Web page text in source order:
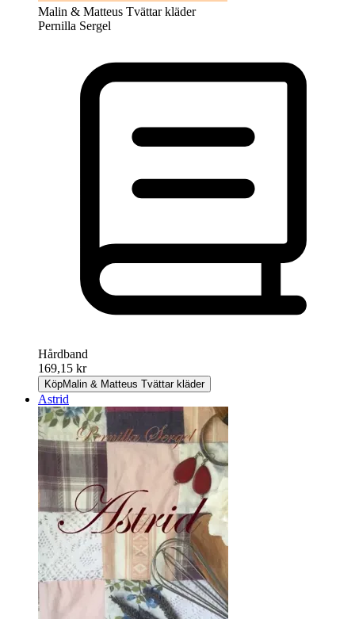
Malin & Matteus Tvättar kläder
Pernilla Sergel
Hårdband
169,15 kr
KöpMalin & Matteus Tvättar kläder
Astrid